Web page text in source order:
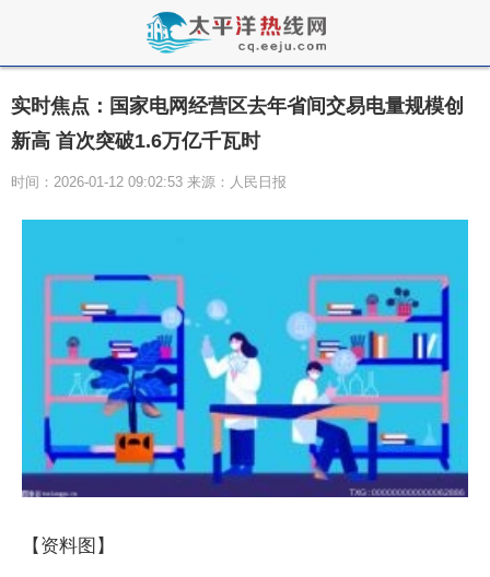
实时焦点：国家电网经营区去年省间交易电量规模创
新高 首次突破1.6万亿千瓦时
时间：2026-01-12 09:02:53 来源：人民日报
【资料图】